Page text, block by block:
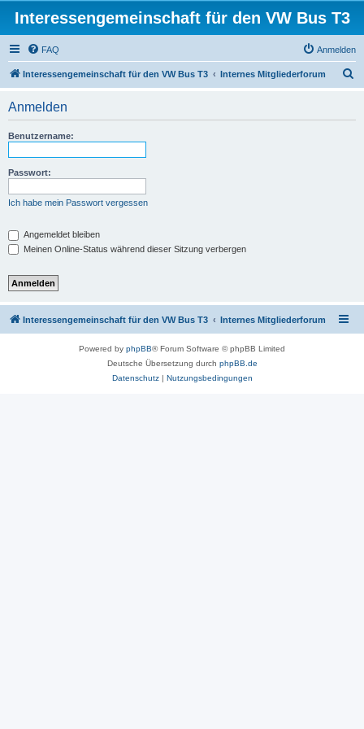
Interessengemeinschaft für den VW Bus T3
FAQ Anmelden
Interessengemeinschaft für den VW Bus T3 Internes Mitgliederforum
Anmelden
Benutzername:
Passwort:
Ich habe mein Passwort vergessen
Angemeldet bleiben
Meinen Online-Status während dieser Sitzung verbergen
Interessengemeinschaft für den VW Bus T3 Internes Mitgliederforum
Powered by phpBB® Forum Software © phpBB Limited
Deutsche Übersetzung durch phpBB.de
Datenschutz| Nutzungsbedingungen